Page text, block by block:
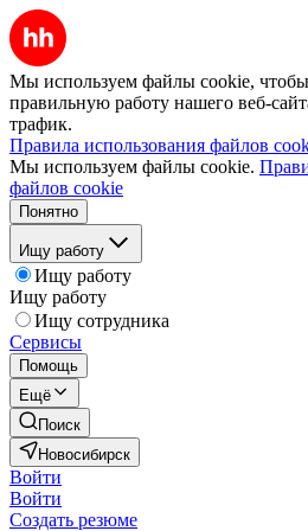
Мы используем файлы cookie, чтобы
правильную работу нашего веб-
трафик.
Правила использования файлов
Мы используем файлы cookie.
файлов cookie
Понятно
Ищу работу
Ищу работу
Ищу работу
Ищу сотрудника
Сервисы
Помощь
Ещё
Поиск
Новосибирск
Войти
Войти
Создать резюме